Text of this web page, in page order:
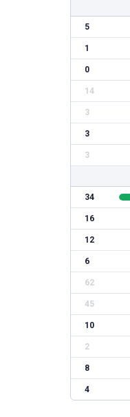
5
1
0
14
3
3
3
34
16
12
6
62
45
10
2
8
4